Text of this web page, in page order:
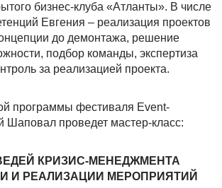
бизнес-клуба «Атланты». В числе
Евгения – реализация проектов
до демонтажа, решение
подбор команды, экспертиза
за реализацией проекта.
программы фестиваля Event-
Шаповал проведет мастер-класс:
КРИЗИС-МЕНЕДЖМЕНТА
И РЕАЛИЗАЦИИ МЕРОПРИЯТИЙ